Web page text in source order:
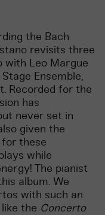
the Bach
revisits three
with Leo Margue
Ensemble,
Recorded for the
has
never set in
given the
these
while
The pianist
album. We
with such an
the Concerto